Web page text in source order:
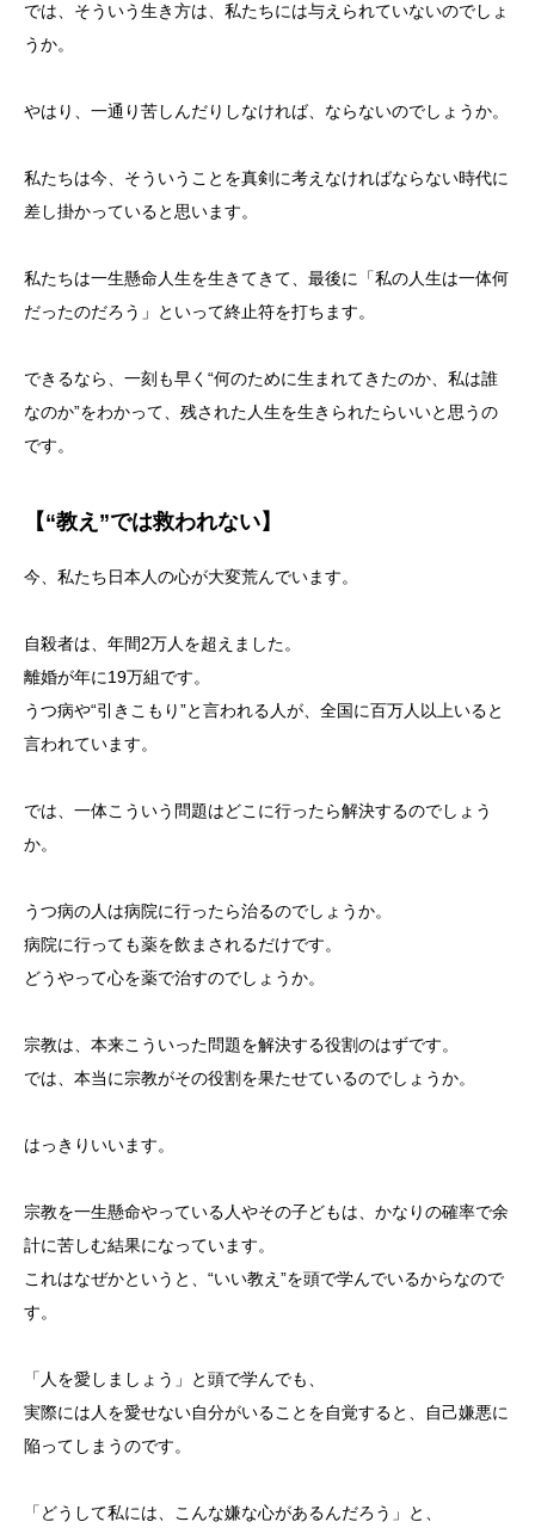
では、そういう生き方は、私たちには与えられていないのでしょ
うか。
やはり、一通り苦しんだりしなければ、ならないのでしょうか。
私たちは今、そういうことを真剣に考えなければならない時代に
差し掛かっていると思います。
私たちは一生懸命人生を生きてきて、最後に「私の人生は一体何
だったのだろう」といって終止符を打ちます。
できるなら、一刻も早く“何のために生まれてきたのか、私は誰
なのか”をわかって、残された人生を生きられたらいいと思うの
です。
【“教え”では救われない】
今、私たち日本人の心が大変荒んでいます。
自殺者は、年間2万人を超えました。
離婚が年に19万組です。
うつ病や“引きこもり”と言われる人が、全国に百万人以上いると
言われています。
では、一体こういう問題はどこに行ったら解決するのでしょう
か。
うつ病の人は病院に行ったら治るのでしょうか。
病院に行っても薬を飲まされるだけです。
どうやって心を薬で治すのでしょうか。
宗教は、本来こういった問題を解決する役割のはずです。
では、本当に宗教がその役割を果たせているのでしょうか。
はっきりいいます。
宗教を一生懸命やっている人やその子どもは、かなりの確率で余
計に苦しむ結果になっています。
これはなぜかというと、“いい教え”を頭で学んでいるからなので
す。
「人を愛しましょう」と頭で学んでも、
実際には人を愛せない自分がいることを自覚すると、自己嫌悪に
陥ってしまうのです。
「どうして私には、こんな嫌な心があるんだろう」と、